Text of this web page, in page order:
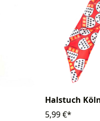
Halstuch
5,99 €*